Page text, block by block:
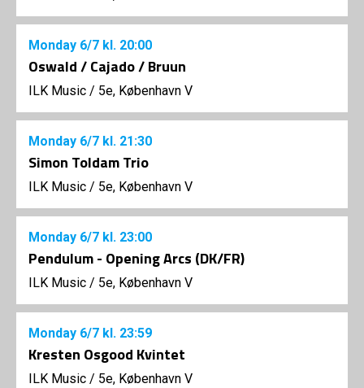
Monday 6/7 kl. 20:00
Oswald / Cajado / Bruun
ILK Music / 5e, København V
Monday 6/7 kl. 21:30
Simon Toldam Trio
ILK Music / 5e, København V
Monday 6/7 kl. 23:00
Pendulum - Opening Arcs (DK/FR)
ILK Music / 5e, København V
Monday 6/7 kl. 23:59
Kresten Osgood Kvintet
ILK Music / 5e, København V